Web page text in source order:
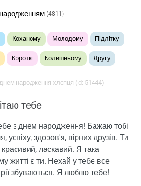
(4811)
Коханому Молодому Підлітку
Короткі Колишньому Другу
днем ​​народження хлопця (id: 51444)
тебе
з днем ​​народження! Бажаю тобі
успіху, здоров'я, вірних друзів. Ти
ласкавий. Я така
житті є ти. Нехай у тебе все
збуваються. Я люблю тебе!